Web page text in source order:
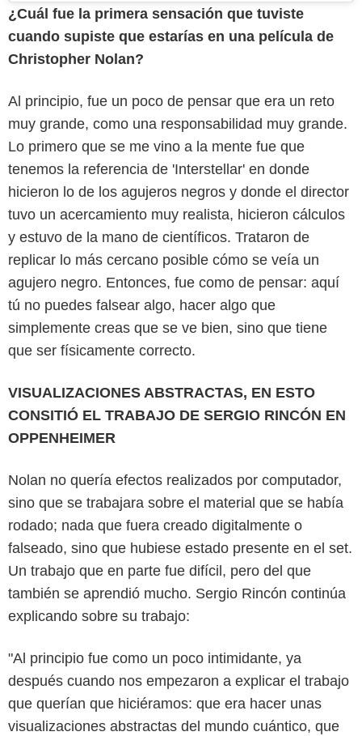
¿Cuál fue la primera sensación que tuviste
cuando supiste que estarías en una película de
Christopher Nolan?
Al principio, fue un poco de pensar que era un reto
muy grande, como una responsabilidad muy grande.
Lo primero que se me vino a la mente fue que
tenemos la referencia de 'Interstellar' en donde
hicieron lo de los agujeros negros y donde el director
tuvo un acercamiento muy realista, hicieron cálculos
y estuvo de la mano de científicos. Trataron de
replicar lo más cercano posible cómo se veía un
agujero negro. Entonces, fue como de pensar: aquí
tú no puedes falsear algo, hacer algo que
simplemente creas que se ve bien, sino que tiene
que ser físicamente correcto.
VISUALIZACIONES ABSTRACTAS, EN ESTO
CONSITIÓ EL TRABAJO DE SERGIO RINCÓN EN
OPPENHEIMER
Nolan no quería efectos realizados por computador,
sino que se trabajara sobre el material que se había
rodado; nada que fuera creado digitalmente o
falseado, sino que hubiese estado presente en el set.
Un trabajo que en parte fue difícil, pero del que
también se aprendió mucho. Sergio Rincón continúa
explicando sobre su trabajo:
"Al principio fue como un poco intimidante, ya
después cuando nos empezaron a explicar el trabajo
que querían que hiciéramos: que era hacer unas
visualizaciones abstractas del mundo cuántico, que